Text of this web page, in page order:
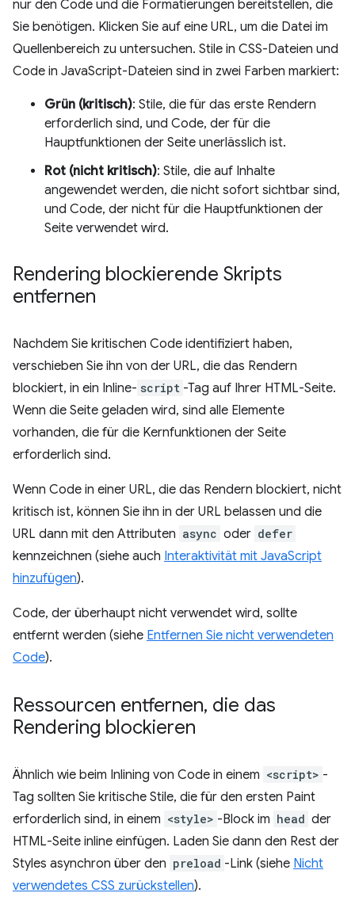
nur den Code und die Formatierungen bereitstellen, die
Sie benötigen. Klicken Sie auf eine URL, um die Datei im
Quellenbereich zu untersuchen. Stile in CSS-Dateien und
Code in JavaScript-Dateien sind in zwei Farben markiert:
Grün (kritisch): Stile, die für das erste Rendern
erforderlich sind, und Code, der für die
Hauptfunktionen der Seite unerlässlich ist.
Rot (nicht kritisch): Stile, die auf Inhalte
angewendet werden, die nicht sofort sichtbar sind,
und Code, der nicht für die Hauptfunktionen der
Seite verwendet wird.
Rendering blockierende Skripts
entfernen
Nachdem Sie kritischen Code identifiziert haben,
verschieben Sie ihn von der URL, die das Rendern
blockiert, in ein Inline- script -Tag auf Ihrer HTML-Seite.
Wenn die Seite geladen wird, sind alle Elemente
vorhanden, die für die Kernfunktionen der Seite
erforderlich sind.
Wenn Code in einer URL, die das Rendern blockiert, nicht
kritisch ist, können Sie ihn in der URL belassen und die
URL dann mit den Attributen async oder defer
kennzeichnen (siehe auch Interaktivität mit JavaScript
hinzufügen).
Code, der überhaupt nicht verwendet wird, sollte
entfernt werden (siehe Entfernen Sie nicht verwendeten
Code).
Ressourcen entfernen, die das
Rendering blockieren
Ähnlich wie beim Inlining von Code in einem <script> -
Tag sollten Sie kritische Stile, die für den ersten Paint
erforderlich sind, in einem <style> -Block im head der
HTML-Seite inline einfügen. Laden Sie dann den Rest der
Styles asynchron über den preload -Link (siehe Nicht
verwendetes CSS zurückstellen).